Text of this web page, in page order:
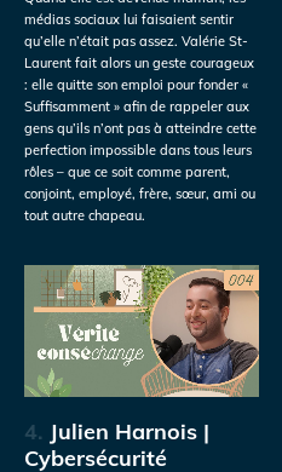
médias sociaux lui faisaient sentir
qu’elle n’était pas assez. Valérie St-
Laurent fait alors un geste courageux
: elle quitte son emploi pour fonder «
Suffisamment » afin de rappeler aux
gens qu’ils n’ont pas à atteindre cette
perfection impossible dans tous leurs
rôles – que ce soit comme parent,
conjoint, employé, frère, sœur, ami ou
tout autre chapeau.
4. Julien Harnois |
Cybersécurité